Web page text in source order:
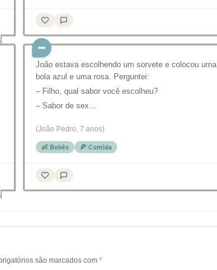
João estava escolhendo um sorvete e colocou uma
bola azul e uma rosa. Perguntei:
– Filho, qual sabor você escolheu?
– Sabor de sex…
(João Pedro, 7 anos)
👶 Bebês 🍕 Comida
são marcados com *